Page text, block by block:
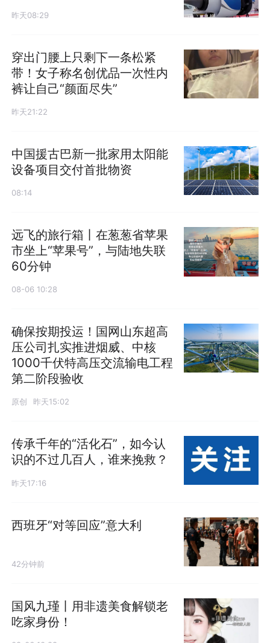
昨天08:29
穿出门腰上只剩下一条松紧
带！女子称名创优品一次性内
裤让自己“颜面尽失”
昨天21:22
中国援古巴新一批家用太阳能
设备项目交付首批物资
08:14
远飞的旅行箱丨在葱葱省苹果
市坐上“苹果号”，与陆地失联
60分钟
08-06 10:28
确保按期投运！国网山东超高
压公司扎实推进烟威、中核
1000千伏特高压交流输电工程
第二阶段验收
原创 昨天15:02
传承千年的“活化石”，如今认
识的不过几百人，谁来挽救？
昨天17:16
西班牙“对等回应”意大利
42分钟前
国风九瑾丨用非遗美食解锁老
吃家身份！